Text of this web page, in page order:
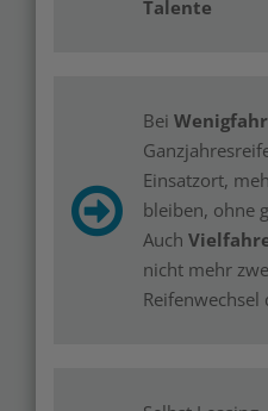
Talente
Bei
Einsatzort,
bleiben, ohne
Auch
nicht mehr